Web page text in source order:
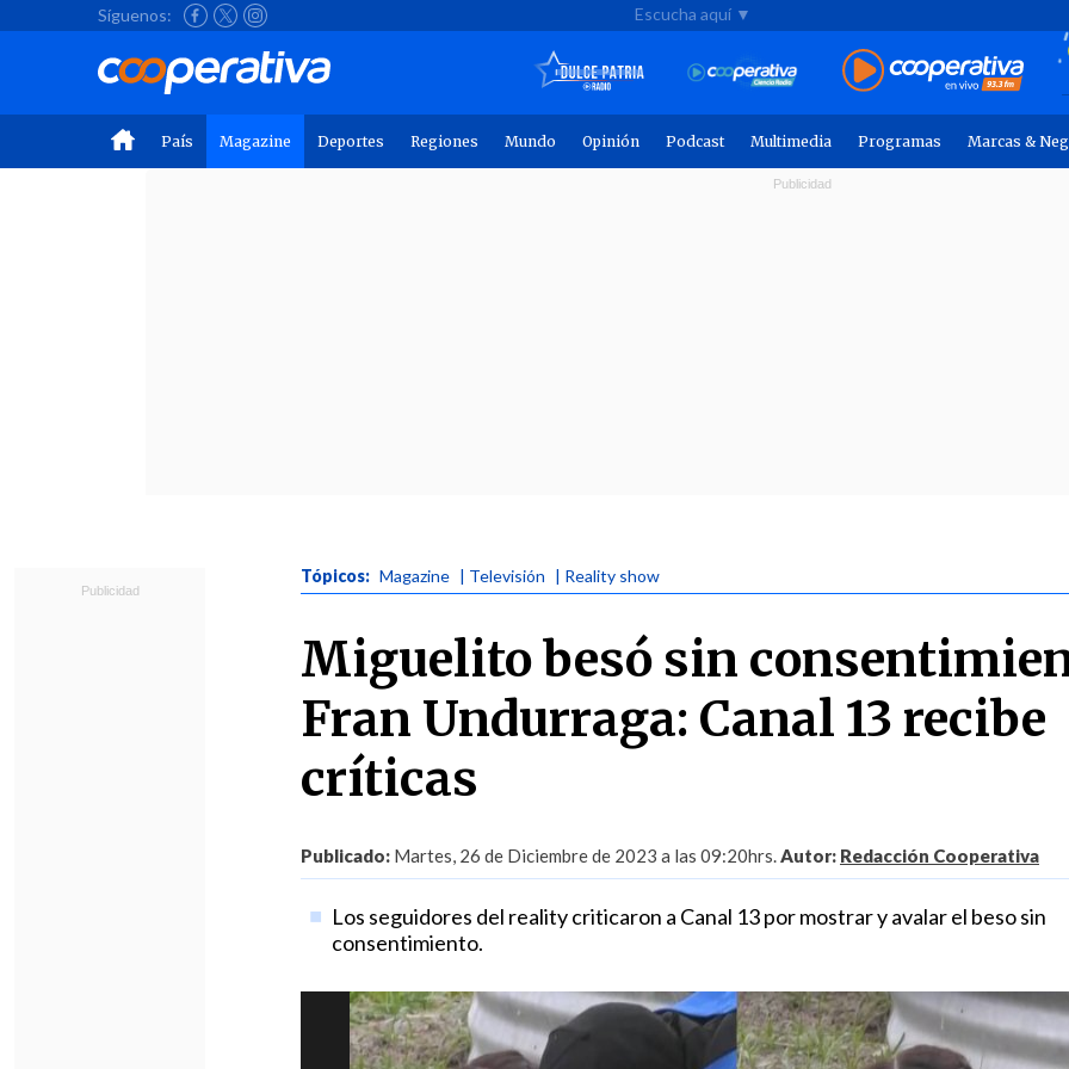
Síguenos: Escucha aquí ▼
País Magazine Deportes Regiones Mundo Opinión Podcast Multimedia Programas Marcas &
Tópicos: Magazine | Televisión | Reality show
Miguelito besó sin
Fran Undurraga: Canal 13 recibe
críticas
Publicado: Martes, 26 de Diciembre de 2023 a las 09:20hrs.Autor: Redacción Cooperativa
Los seguidores del reality criticaron a Canal 13 por mostrar y avalar el beso sin
consentimiento.